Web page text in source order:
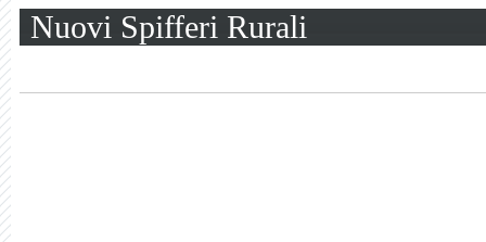
Nuovi Spifferi Rurali